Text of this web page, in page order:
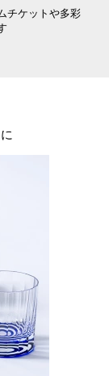
チケットや多彩